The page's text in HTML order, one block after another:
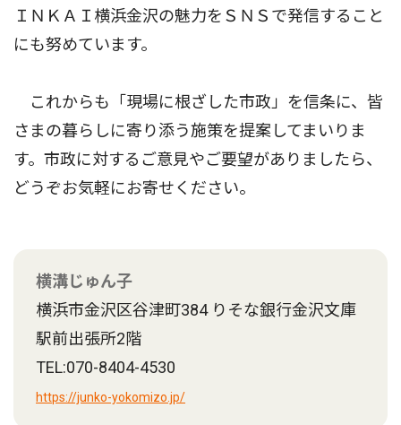
ＩＮＫＡＩ横浜金沢の魅力をＳＮＳで発信すること
にも努めています。
これからも「現場に根ざした市政」を信条に、皆
さまの暮らしに寄り添う施策を提案してまいりま
す。市政に対するご意見やご要望がありましたら、
どうぞお気軽にお寄せください。
横溝じゅん子
横浜市金沢区谷津町384 りそな銀行金沢文庫
駅前出張所2階
TEL:070-8404-4530
https://junko-yokomizo.jp/